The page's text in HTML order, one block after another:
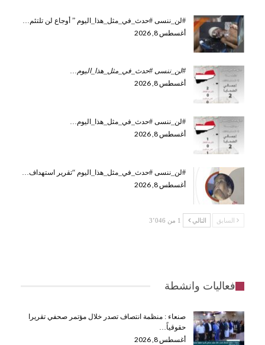
#لن_ننسى #حدث_في_مثل_هذا_اليوم ” أوجاع لن تلتئم…
أغسطس 8, 2026
#لن_ننسى #حدث_في_مثل_هذا_اليوم…
أغسطس 8, 2026
#لن_ننسى #حدث_في_مثل_هذا_اليوم…
أغسطس 8, 2026
#لن_ننسى #حدث_في_مثل_هذا_اليوم “تقرير استهداف…
أغسطس 8, 2026
السابق التالي 1 من 3٬046
فعاليات وانشطة
صنعاء : منظمة انتصاف تصدر خلال مؤتمر صحفي تقريرا
حقوقياً…
أغسطس 8, 2026